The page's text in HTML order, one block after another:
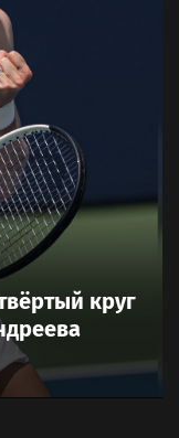
круг